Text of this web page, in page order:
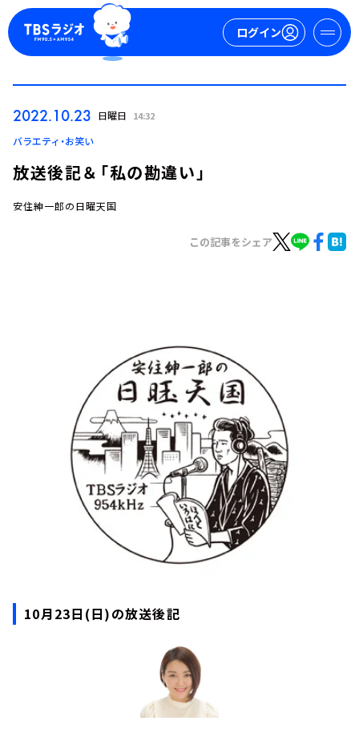
ログイン
ログイン
TBS Podcast
イベント・グッズ
YouTube
会社情報
2022.10.23 日曜日 14:32
バラエティ・お笑い
放送後記＆「私の勘違い」
安住紳一郎の日曜天国
この記事をシェア
10月23日(日)の放送後記